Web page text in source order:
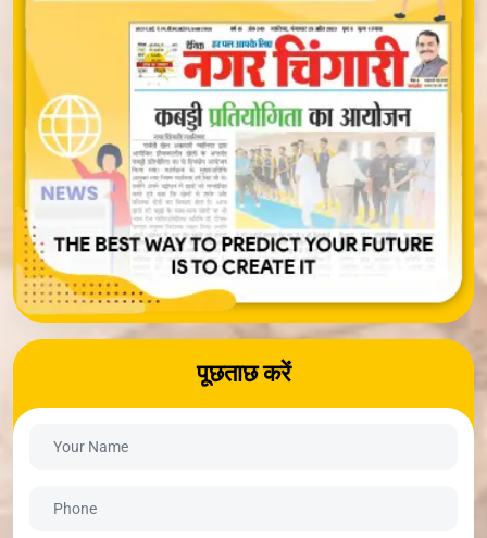
पूछताछ करें